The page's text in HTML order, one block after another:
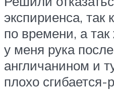
экспириенса, так
по времени, а так
у меня рука
англичанином и
плохо сгибается-